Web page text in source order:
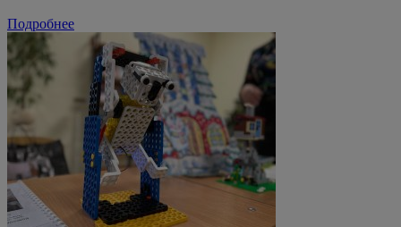
Подробнее